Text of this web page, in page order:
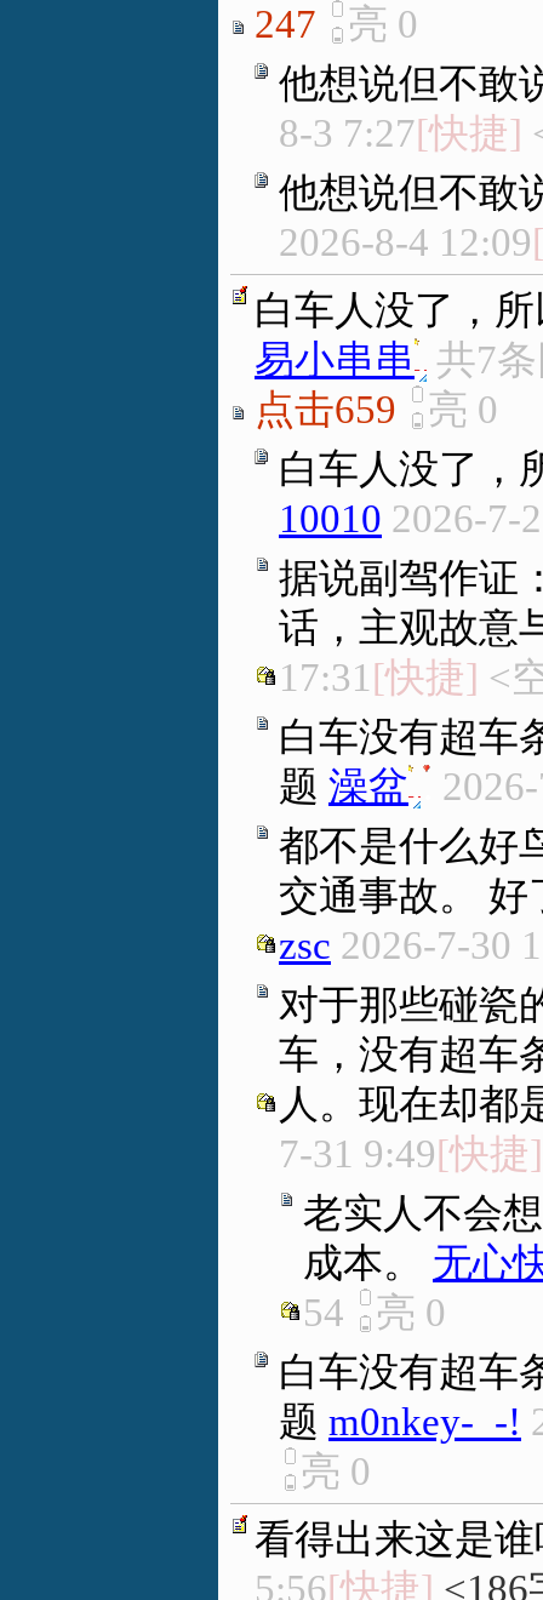
247
亮 0
他想说但不敢
8-3 7:27[快捷]
他想说但不敢
2026-8-4 12:09
白车人没了，
易小串串. 共7
点击659
亮 0
白车人没了，
10010 2026-7-
据说副驾作证
话，主观故意
17:31 [快捷] <
白车没有超车
题 澡盆..
都不是什么好
交通事故。
zsc 2026-7-30
对于那些碰瓷
车，没有超车
人。现在却都
7-31 9:49[快捷]
老实人不会
成本。
无心
54
亮 0
白车没有超车
题 m0nkey-_-!
亮 0
看得出来这是
5:56[快捷] <186